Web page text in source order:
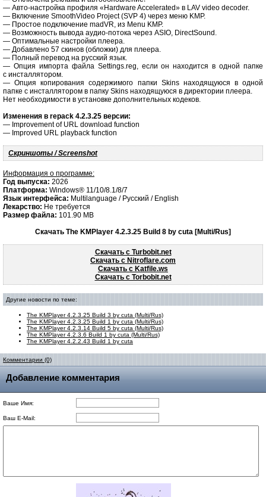
— Авто-настройка профиля «Hardware Accelerated» в LAV video decoder.
— Включение SmoothVideo Project (SVP 4) через меню KMP.
— Простое подключение madVR, из Menu KMP.
— Возможность вывода аудио-потока через ASIO, DirectSound.
— Оптимальные настройки плеера.
— Добавлено 57 скинов (обложки) для плеера.
— Полный перевод на русский язык.
— Опция импорта файла Settings.reg, если он находится в одной папке
с инсталлятором.
— Опция копирования содержимого папки Skins находящуюся в одной
папке с инсталлятором в папку Skins находящуюся в директории плеера.
Нет необходимости в установке дополнительных кодеков.
Изменения в repack 4.2.3.25 версии:
— Improvement of URL download function
— Improved URL playback function
Скриншоты / Screenshot
Информация о программе:
Год выпуска: 2026
Платформа: Windows® 11/10/8.1/8/7
Язык интерфейса: Multilanguage / Русский / English
Лекарство: Не требуется
Размер файла: 101.90 MB
Скачать The KMPlayer 4.2.3.25 Build 8 by cuta [Multi/Rus]
Скачать с Turbobit.net
Скачать с Nitroflare.com
Скачать с Katfile.ws
Скачать с Torbobit.net
Другие новости по теме:
The KMPlayer 4.2.3.25 Build 3 by cuta (Multi/Rus)
The KMPlayer 4.2.3.25 Build 1 by cuta (Multi/Rus)
The KMPlayer 4.2.3.14 Build 5 by cuta (Multi/Rus)
The KMPlayer 4.2.3.6 Build 1 by cuta (Multi/Rus)
The KMPlayer 4.2.2.43 Build 1 by cuta
Комментарии (0)
Добавление комментария
Ваше Имя:
Ваш E-Mail: